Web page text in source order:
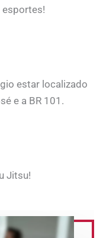
esportes!
estar localizado
e a BR 101.
Jitsu!